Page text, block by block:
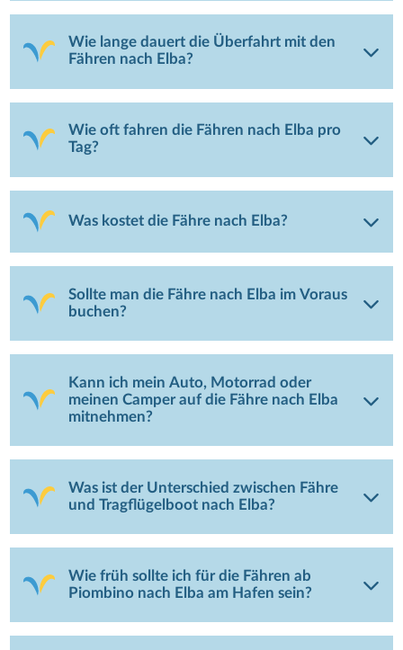
Wie lange dauert die Überfahrt mit den
Fähren nach Elba?
Wie oft fahren die Fähren nach Elba pro
Tag?
Was kostet die Fähre nach Elba?
Sollte man die Fähre nach Elba im Voraus
buchen?
Kann ich mein Auto, Motorrad oder
meinen Camper auf die Fähre nach Elba
mitnehmen?
Was ist der Unterschied zwischen Fähre
und Tragflügelboot nach Elba?
Wie früh sollte ich für die Fähren ab
Piombino nach Elba am Hafen sein?